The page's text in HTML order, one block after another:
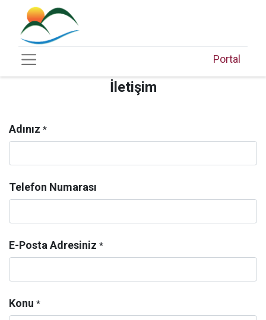
Portal
İletişim
Adınız *
Telefon Numarası
E-Posta Adresiniz *
Konu *